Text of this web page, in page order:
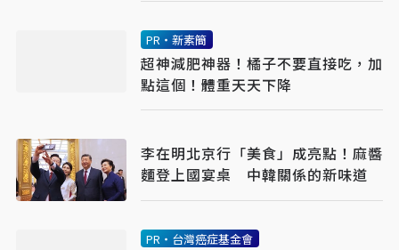
PR・新素簡
超神減肥神器！橘子不要直接吃，加
點這個！體重天天下降
李在明北京行「美食」成亮點！麻醬
麵登上國宴桌 中韓關係的新味道
PR・台灣癌症基金會